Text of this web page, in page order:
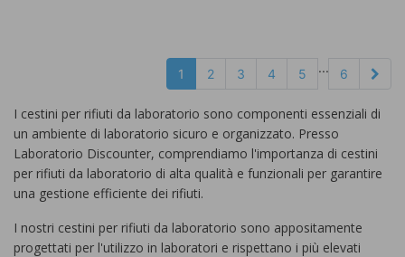
1 2 3 4 5 ... 6
I cestini per rifiuti da laboratorio sono componenti essenziali di
un ambiente di laboratorio sicuro e organizzato. Presso
Laboratorio Discounter, comprendiamo l'importanza di cestini
per rifiuti da laboratorio di alta qualità e funzionali per garantire
una gestione efficiente dei rifiuti.
I nostri cestini per rifiuti da laboratorio sono appositamente
progettati per l'utilizzo in laboratori e rispettano i più elevati